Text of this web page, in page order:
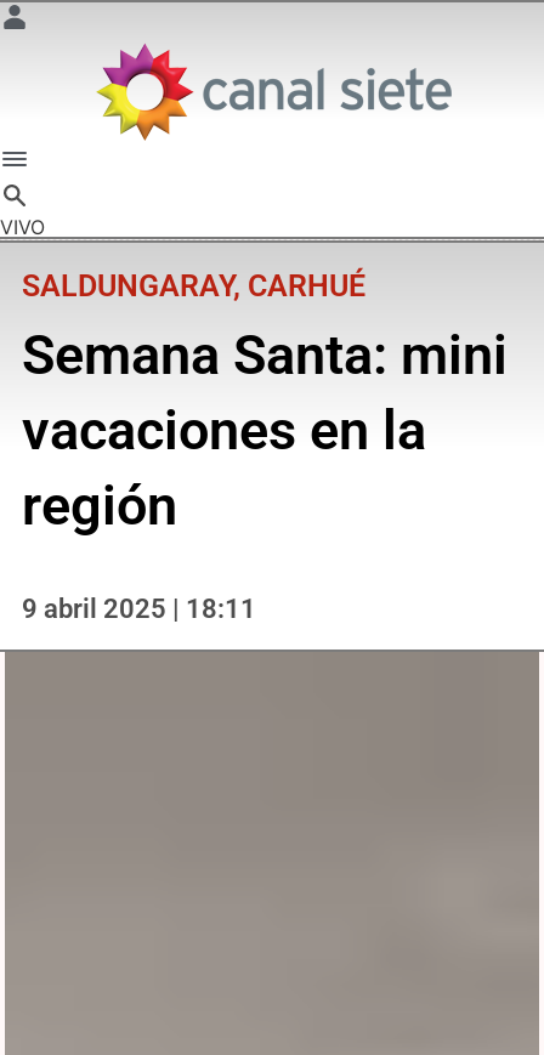
VIVO
SALDUNGARAY, CARHUÉ
Semana Santa: mini
vacaciones en la
región
9 abril 2025 | 18:11